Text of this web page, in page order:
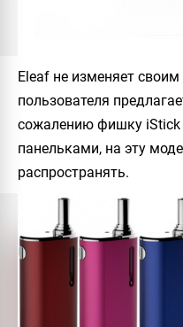
Eleaf не изменяет
пользователя
сожалению фишку iStick
панельками, на эту
распространять.